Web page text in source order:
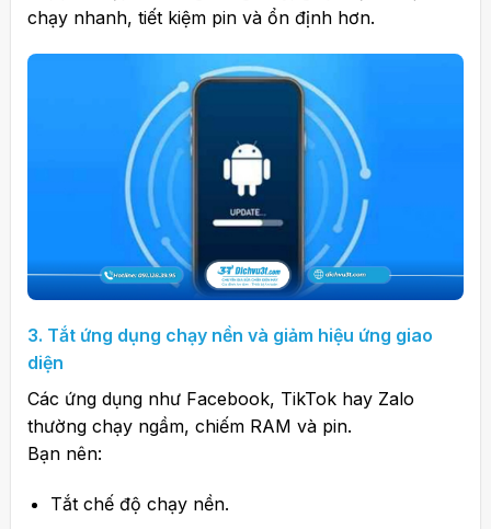
chạy nhanh, tiết kiệm pin và ổn định hơn.
3. Tắt ứng dụng chạy nền và giảm hiệu ứng giao
diện
Các ứng dụng như Facebook, TikTok hay Zalo
thường chạy ngầm, chiếm RAM và pin.
Bạn nên:
Tắt chế độ chạy nền.